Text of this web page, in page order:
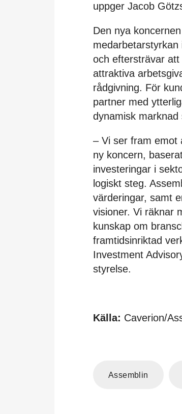
uppger Jacob
Den nya
medarbetarstyrkan
och eftersträvar
attraktiva
rådgivning. För
partner med
dynamisk
– Vi ser fram emot
ny koncern,
investeringar i
logiskt steg.
värderingar, samt
visioner. Vi räknar
kunskap om
framtidsinriktad
Investment
styrelse.
Källa: Caverion/
Assemblin